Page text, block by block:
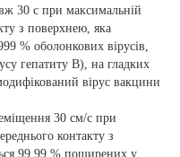
30 с при максимальній
з поверхнею, яка
% оболонкових вірусів,
гепатиту B), на гладких
вірус вакцини
30 см/с при
контакту з
99,99 % поширених у